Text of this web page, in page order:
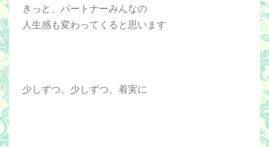
きっと、パートナーみんなの
人生感も変わってくると思います
少しずつ、少しずつ、着実に